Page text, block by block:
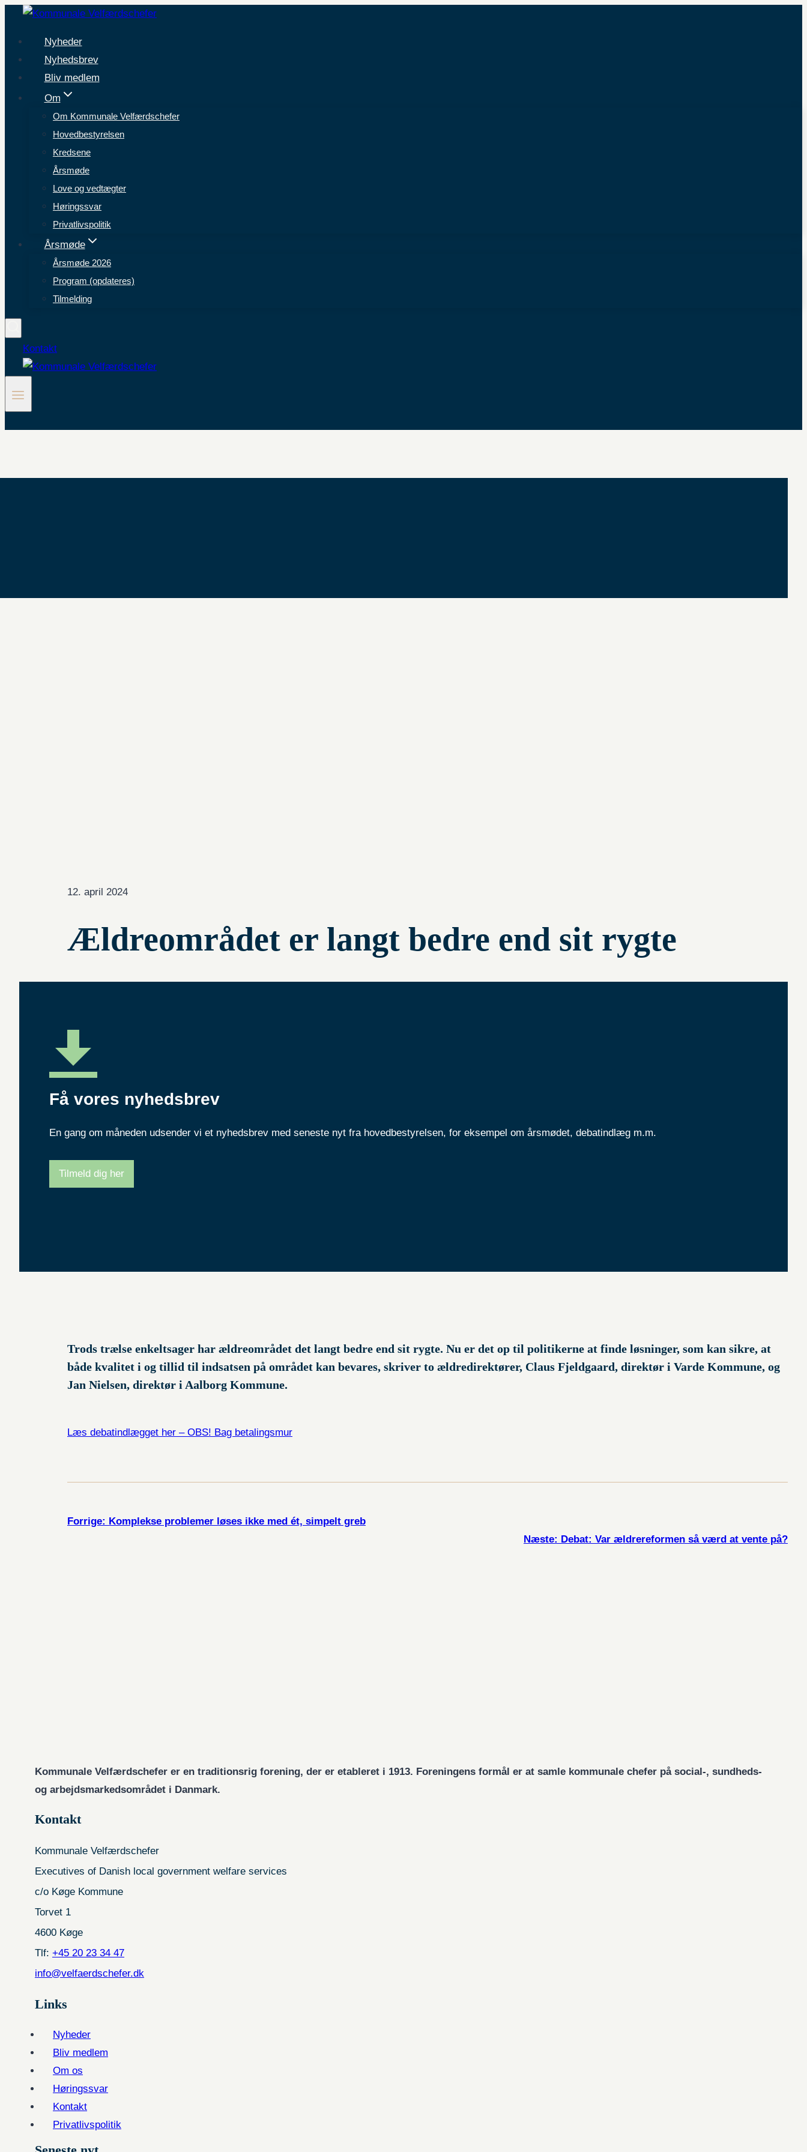
Fortsæt
Nyheder
Nyhedsbrev
Bliv medlem
Om
Om Kommunale Velfærdschefer
Hovedbestyrelsen
Kredsene
Årsmøde
Love og vedtægter
Høringssvar
Privatlivspolitik
Årsmøde
Årsmøde 2026
Program (opdateres)
Tilmelding
Kontakt
12. april 2024
Ældreområdet er langt bedre end sit rygte
Få vores nyhedsbrev
En gang om måneden udsender vi et nyhedsbrev med seneste nyt fra hovedbestyrelsen, for eksempel om årsmødet, debatindlæg m.m.
Tilmeld dig her
Trods trælse enkeltsager har ældreområdet det langt bedre end sit rygte. Nu er det op til politikerne at finde løsninger, som kan sikre, at
både kvalitet i og tillid til indsatsen på området kan bevares, skriver to ældredirektører, Claus Fjeldgaard, direktør i Varde Kommune, og
Jan Nielsen, direktør i Aalborg Kommune.
Læs debatindlægget her – OBS! Bag betalingsmur
Forrige: Komplekse problemer løses ikke med ét, simpelt greb
Næste: Debat: Var ældrereformen så værd at vente på?
Kommunale Velfærdschefer er en traditionsrig forening, der er etableret i 1913. Foreningens formål er at samle kommunale chefer på social-, sundheds-
og arbejdsmarkedsområdet i Danmark.
Kontakt
Kommunale Velfærdschefer
Executives of Danish local government welfare services
c/o Køge Kommune
Torvet 1
4600 Køge
Tlf: +45 20 23 34 47
info@velfaerdschefer.dk
Links
Nyheder
Bliv medlem
Om os
Høringssvar
Kontakt
Privatlivspolitik